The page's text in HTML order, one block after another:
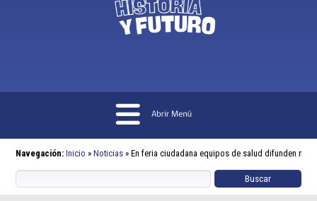
Navegación: Inicio » Noticias » En feria ciudadana equipos de salud difunden